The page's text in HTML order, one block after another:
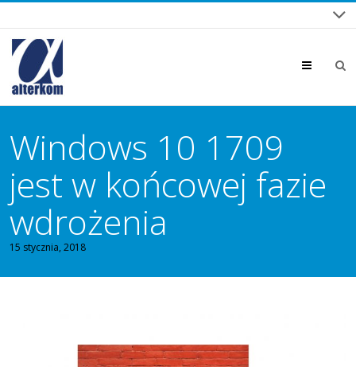
Menu
Windows 10 1709
jest w końcowej fazie
wdrożenia
15 stycznia, 2018